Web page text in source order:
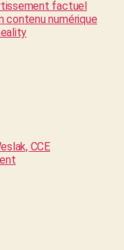
factuel
contenu numérique
CCE